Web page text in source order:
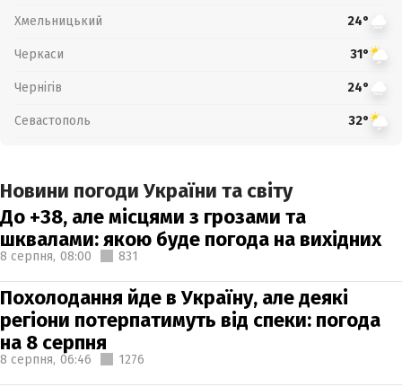
Хмельницький 24°
Черкаси 31°
Чернігів 24°
Севастополь 32°
Новини погоди України та світу
До +38, але місцями з грозами та
шквалами: якою буде погода на вихідних
8 серпня, 08:00 831
Похолодання йде в Україну, але деякі
регіони потерпатимуть від спеки: погода
на 8 серпня
8 серпня, 06:46 1276